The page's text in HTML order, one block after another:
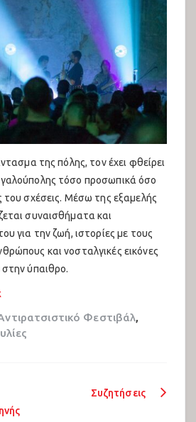
της πόλης, τον έχει φθείρει
τόσο προσωπικά όσο
του σχέσεις. Μέσω της εξαμελής
συναισθήματα και
για την ζωή, ιστορίες με τους
και νοσταλγικές εικόνες
ύπαιθρο.
Φεστιβάλ,
Συζητήσεις